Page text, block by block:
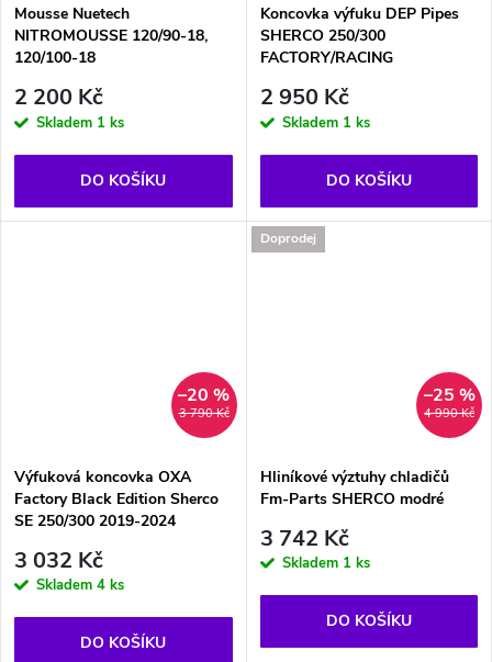
Mousse Nuetech
NITROMOUSSE 120/90-18,
120/100-18
2 200 Kč
Skladem 1 ks
DO KOŠÍKU
Koncovka výfuku DEP Pipes
SHERCO 250/300
FACTORY/RACING
2 950 Kč
Skladem 1 ks
DO KOŠÍKU
3 790 Kč
–20 %
Výfuková koncovka OXA
Factory Black Edition Sherco
SE 250/300 2019-2024
3 032 Kč
Skladem 4 ks
DO KOŠÍKU
Doprodej
4 990 Kč
–25 %
Hliníkové výztuhy chladičů
Fm-Parts SHERCO modré
3 742 Kč
Skladem 1 ks
DO KOŠÍKU